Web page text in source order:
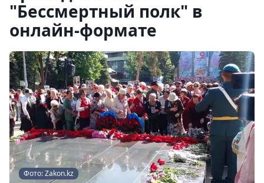
"Бессмертный полк" в
онлайн-формате
Фото: Zakon.kz